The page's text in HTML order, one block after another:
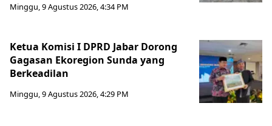
Minggu, 9 Agustus 2026, 4:34 PM
Ketua Komisi I DPRD Jabar Dorong
Gagasan Ekoregion Sunda yang
Berkeadilan
Minggu, 9 Agustus 2026, 4:29 PM